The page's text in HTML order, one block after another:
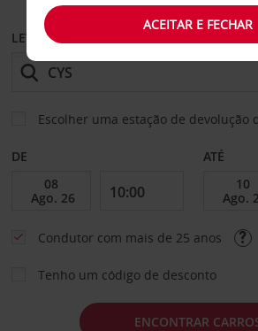
LEVANTAR EM
Escolher uma estação de devolução
DE ATÉ
Condutor com mais de 25 anos
Tenho um código de desconto
ENCONTRAR
ACEITAR E FECHAR